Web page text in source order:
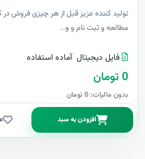
توليد کننده عزيز قبل از هر چیزی فروش در
مطالعه و ثبت نام و و..
فایل دیجیتال آماده استفاده
0 تومان
بدون مالیات: 0 تومان
افزودن به سبد